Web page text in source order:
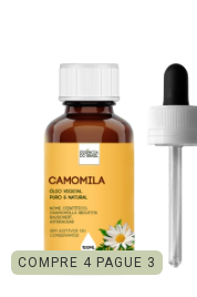
COMPRE 4 PAGUE 3